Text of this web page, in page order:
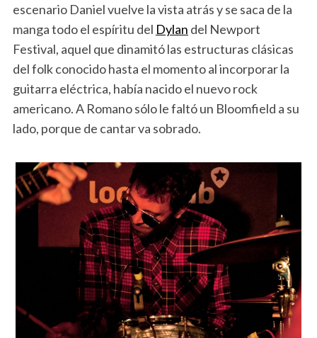
escenario Daniel vuelve la vista atrás y se saca de la
manga todo el espíritu del Dylan del Newport
Festival, aquel que dinamitó las estructuras clásicas
del folk conocido hasta el momento al incorporar la
guitarra eléctrica, había nacido el nuevo rock
americano. A Romano sólo le faltó un Bloomfield a su
lado, porque de cantar va sobrado.